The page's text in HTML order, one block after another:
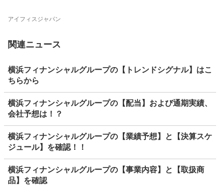
アイフィスジャパン
関連ニュース
横浜フィナンシャルグループの【トレンドシグナル】はこ
ちらから
横浜フィナンシャルグループの【配当】および通期実績、
会社予想は！？
横浜フィナンシャルグループの【業績予想】と【決算スケ
ジュール】を確認！！
横浜フィナンシャルグループの【事業内容】と【取扱商
品】を確認